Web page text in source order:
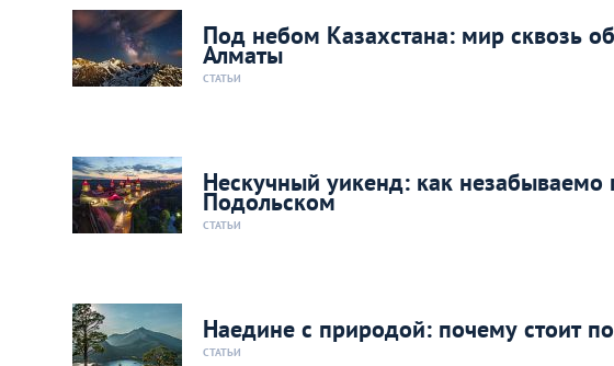
Под небом Казахстана: мир сквозь
Алматы
СТАТЬИ
Нескучный уикенд: как
Подольском
СТАТЬИ
Наедине с природой: почему стоит
СТАТЬИ